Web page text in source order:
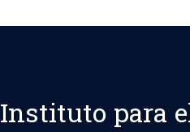
Instituto para